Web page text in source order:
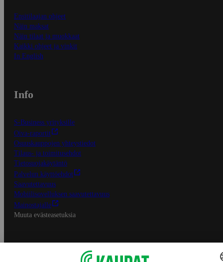
Ensitilaajan ohjeet
Näin maksat
Näin tilaat ja muokkaat
Kaikki ohjeet ja vinkit
In English
Info
S-Business yrityksille
Oiva-raportit
Osuuskauppojen yhteystiedot
Tilaus- ja toimitusehdot
Tietosuojakäytäntö
Palvelun käyttöehdot
Saavutettavuus
Mobiilisovelluksen saavutettavuus
Mainostajalle
Muuta evästeasetuksia
S-ryhmän palvelut